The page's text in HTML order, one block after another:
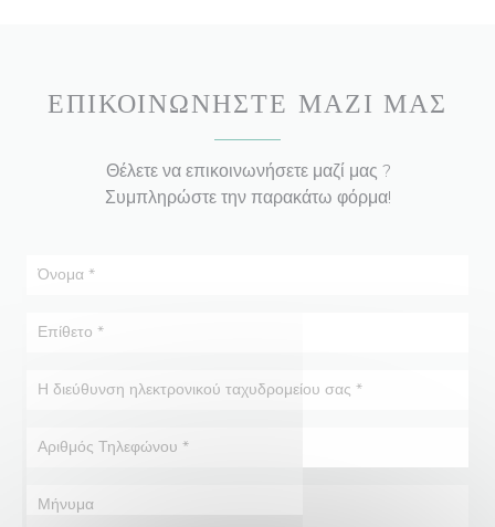
ΕΠΙΚΟΙΝΩΝΉΣΤΕ ΜΑΖΊ ΜΑΣ
Θέλετε να επικοινωνήσετε μαζί μας ?
Συμπληρώστε την παρακάτω φόρμα!